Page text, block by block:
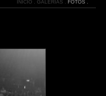
INÍCIO . GALERIAS . FOTOS .